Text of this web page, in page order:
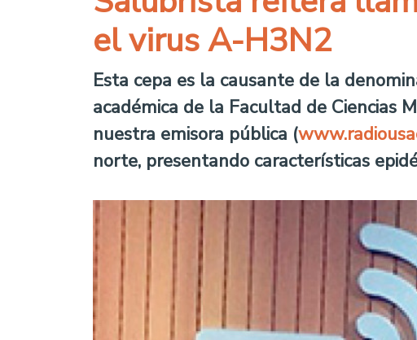
el virus A-H3N2
Esta cepa es la causante de la
académica de la Facultad de Ciencias
nuestra emisora pública (
norte, presentando características